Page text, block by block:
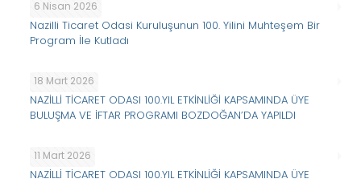
6 Nisan 2026
Nazilli Ticaret Odasi Kuruluşunun 100. Yilini Muhteşem Bir
Program İle Kutladı
18 Mart 2026
NAZİLLİ TİCARET ODASI 100.YIL ETKİNLİĞİ KAPSAMINDA ÜYE
BULUŞMA VE İFTAR PROGRAMI BOZDOĞAN’DA YAPILDI
11 Mart 2026
NAZİLLİ TİCARET ODASI 100.YIL ETKİNLİĞİ KAPSAMINDA ÜYE